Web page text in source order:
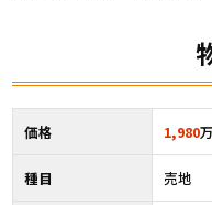
価格 1,980
種目 売地